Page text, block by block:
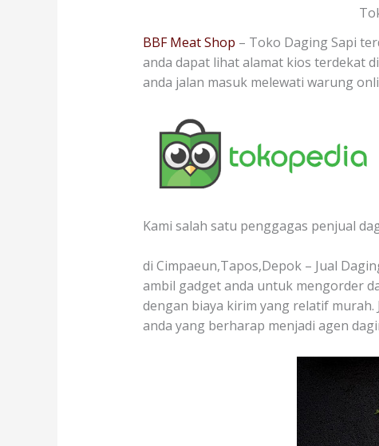
BBF Meat Shop – Toko Daging Sapi
anda dapat lihat alamat kios terdekat
anda jalan masuk melewati warung
Kami salah satu penggagas penjual
di Cimpaeun,Tapos,Depok – Jual
ambil gadget anda untuk mengorder
dengan biaya kirim yang relatif
anda yang berharap menjadi agen